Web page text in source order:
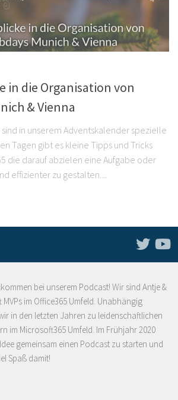
in die Organisation von
& Vienna
in unserem Adventskalender spezielle
Tagen gibt es kleine Tipps und Tricks
die darauf abzielen eine Aufgabe oder
effizienter zu gestalten....
bei unserem Podcast! Wir sind Antje &
im Office365 Umfeld. Unabhängig
in den letzten Jahren zu leidenschaftlichen
im Microsoft365 Umfeld. Im Frühjahr 2020
gemeinsam einen Podcast zu starten und
Spaß damit!